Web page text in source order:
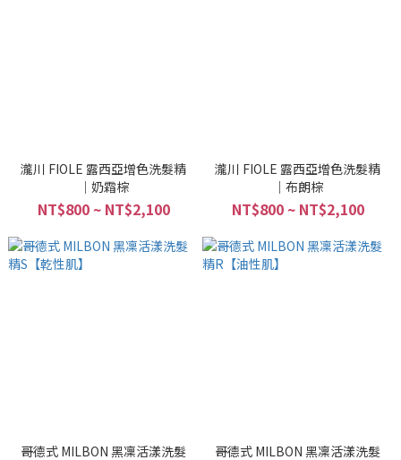
瀧川 FIOLE 露西亞增色洗髮精
｜奶霜棕
NT$800 ~ NT$2,100
瀧川 FIOLE 露西亞增色洗髮精
｜布朗棕
NT$800 ~ NT$2,100
哥德式 MILBON 黑凜活漾洗髮
哥德式 MILBON 黑凜活漾洗髮